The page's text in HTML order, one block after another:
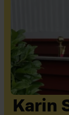
Karin